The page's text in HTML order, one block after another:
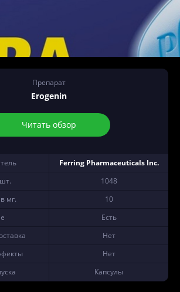
Препарат
Erogenin
Читать обзор
Ferring Pharmaceuticals Inc.
1048
мг.
10
Есть
Нет
Нет
Капсулы